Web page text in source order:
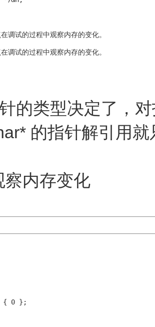
的过程中观察内存的变化。
的过程中观察内存的变化。
的类型决定了，
的指针解引用
察内存变化
{ 0 };